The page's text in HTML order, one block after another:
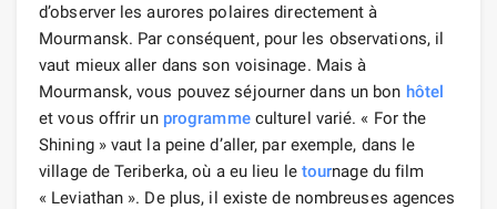
d’observer les aurores polaires directement à
Mourmansk. Par conséquent, pour les observations, il
vaut mieux aller dans son voisinage. Mais à
Mourmansk, vous pouvez séjourner dans un bon hôtel
et vous offrir un programmeculturel varié. « For the
Shining » vaut la peine d’aller, par exemple, dans le
village de Teriberka, où a eu lieu le tournage du film
« Leviathan ». De plus, il existe de nombreuses agences